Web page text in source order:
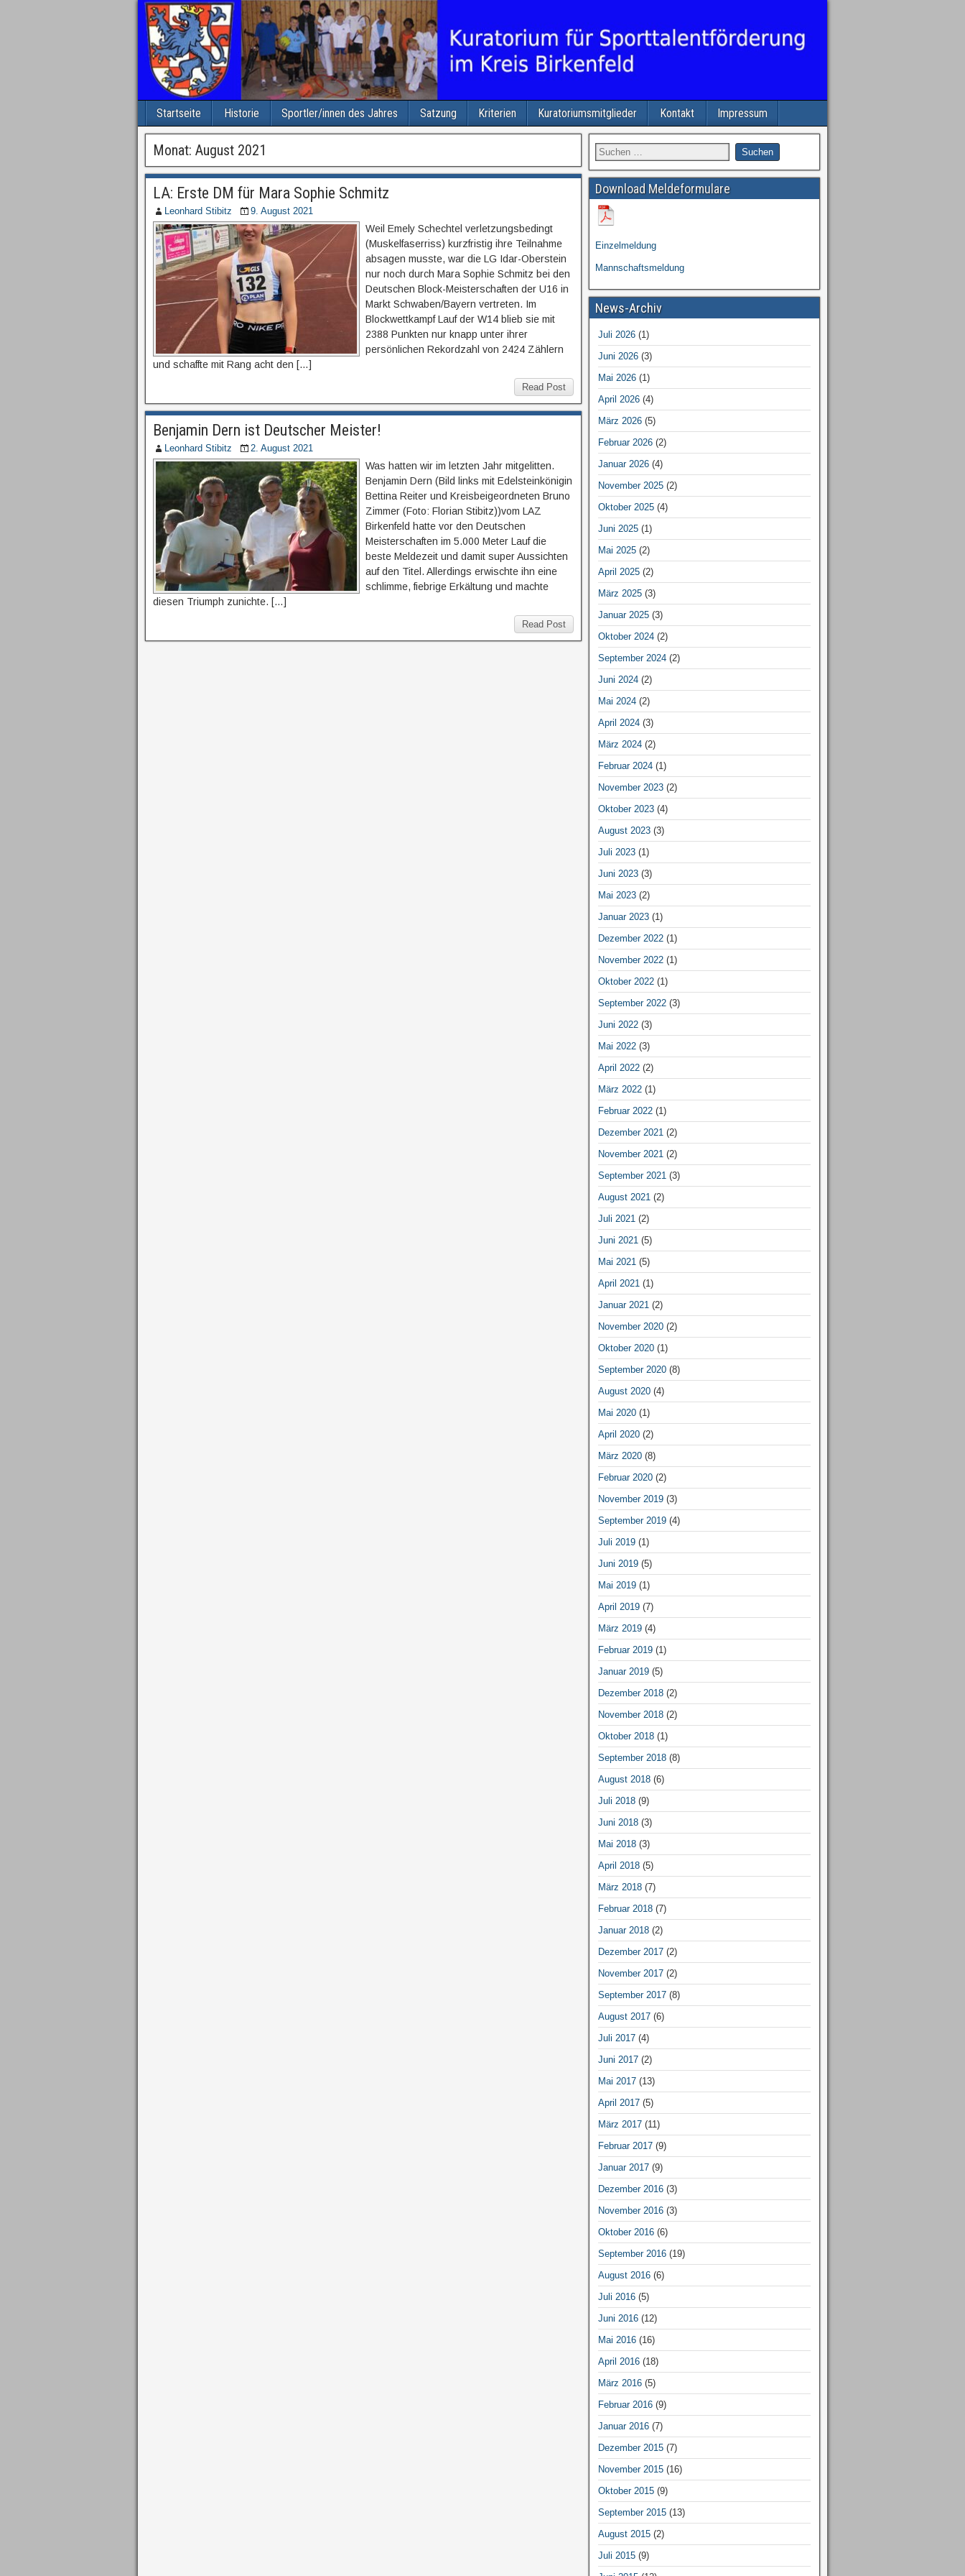
Startseite Historie Sportler/innen des Jahres Satzung Kriterien Kuratoriumsmitglieder Kontakt Impressum
Monat: August 2021
LA: Erste DM für Mara Sophie Schmitz
Leonhard Stibitz 9. August 2021
Weil Emely Schechtel verletzungsbedingt
(Muskelfaserriss) kurzfristig ihre Teilnahme
absagen musste, war die LG Idar-Oberstein
nur noch durch Mara Sophie Schmitz bei den
Deutschen Block-Meisterschaften der U16 in
Markt Schwaben/Bayern vertreten. Im
Blockwettkampf Lauf der W14 blieb sie mit
2388 Punkten nur knapp unter ihrer
persönlichen Rekordzahl von 2424 Zählern
und schaffte mit Rang acht den […]
Read Post
Benjamin Dern ist Deutscher Meister!
Leonhard Stibitz 2. August 2021
Was hatten wir im letzten Jahr mitgelitten.
Benjamin Dern (Bild links mit Edelsteinkönigin
Bettina Reiter und Kreisbeigeordneten Bruno
Zimmer (Foto: Florian Stibitz))vom LAZ
Birkenfeld hatte vor den Deutschen
Meisterschaften im 5.000 Meter Lauf die
beste Meldezeit und damit super Aussichten
auf den Titel. Allerdings erwischte ihn eine
schlimme, fiebrige Erkältung und machte
diesen Triumph zunichte. […]
Read Post
Download Meldeformulare
Einzelmeldung
Mannschaftsmeldung
News-Archiv
Juli 2026(1)
Juni 2026(3)
Mai 2026(1)
April 2026(4)
März 2026(5)
Februar 2026(2)
Januar 2026(4)
November 2025(2)
Oktober 2025(4)
Juni 2025(1)
Mai 2025(2)
April 2025(2)
März 2025(3)
Januar 2025(3)
Oktober 2024(2)
September 2024(2)
Juni 2024(2)
Mai 2024(2)
April 2024(3)
März 2024(2)
Februar 2024(1)
November 2023(2)
Oktober 2023(4)
August 2023(3)
Juli 2023(1)
Juni 2023(3)
Mai 2023(2)
Januar 2023(1)
Dezember 2022(1)
November 2022(1)
Oktober 2022(1)
September 2022(3)
Juni 2022(3)
Mai 2022(3)
April 2022(2)
März 2022(1)
Februar 2022(1)
Dezember 2021(2)
November 2021(2)
September 2021(3)
August 2021(2)
Juli 2021(2)
Juni 2021(5)
Mai 2021(5)
April 2021(1)
Januar 2021(2)
November 2020(2)
Oktober 2020(1)
September 2020(8)
August 2020(4)
Mai 2020(1)
April 2020(2)
März 2020(8)
Februar 2020(2)
November 2019(3)
September 2019(4)
Juli 2019(1)
Juni 2019(5)
Mai 2019(1)
April 2019(7)
März 2019(4)
Februar 2019(1)
Januar 2019(5)
Dezember 2018(2)
November 2018(2)
Oktober 2018(1)
September 2018(8)
August 2018(6)
Juli 2018(9)
Juni 2018(3)
Mai 2018(3)
April 2018(5)
März 2018(7)
Februar 2018(7)
Januar 2018(2)
Dezember 2017(2)
November 2017(2)
September 2017(8)
August 2017(6)
Juli 2017(4)
Juni 2017(2)
Mai 2017(13)
April 2017(5)
März 2017(11)
Februar 2017(9)
Januar 2017(9)
Dezember 2016(3)
November 2016(3)
Oktober 2016(6)
September 2016(19)
August 2016(6)
Juli 2016(5)
Juni 2016(12)
Mai 2016(16)
April 2016(18)
März 2016(5)
Februar 2016(9)
Januar 2016(7)
Dezember 2015(7)
November 2015(16)
Oktober 2015(9)
September 2015(13)
August 2015(2)
Juli 2015(9)